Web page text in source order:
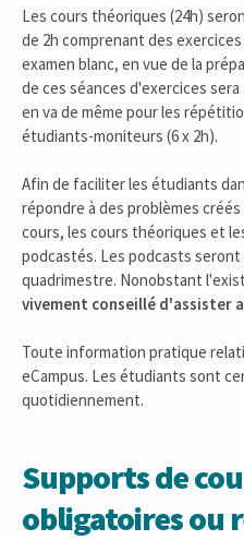
Les cours théoriques (24h)
de 2h comprenant des
examen blanc, en vue de la
de ces séances d'exercices
en va de même pour les
étudiants-moniteurs (6 x 2h).
Afin de faciliter les étudiants
répondre à des problèmes
cours, les cours théoriques et
podcastés. Les podcasts
quadrimestre. Nonobstant
vivement conseillé d'assister
Toute information pratique
eCampus. Les étudiants sont
quotidiennement.
Supports de
obligatoires ou